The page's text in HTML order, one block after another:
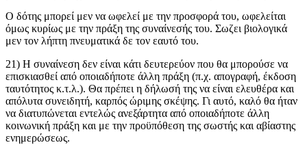
Ο δότης μπορεί μεν να ωφελεί με την προσφορά του, ωφελείται
όμως κυρίως με την πράξη της συναίνεσής του. Σωζει βιολογικά
μεν τον λήπτη πνευματικά δε τον εαυτό του.
21) Η συναίνεση δεν είναι κάτι δευτερεύον που θα μπορούσε να
επισκιασθεί από οποιαδήποτε άλλη πράξη (π.χ. απογραφή, έκδοση
ταυτότητος κ.τ.λ.). Θα πρέπει η δήλωσή της να είναι ελευθέρα και
απόλυτα συνειδητή, καρπός ώριμης σκέψης. Γι αυτό, καλό θα ήταν
να διατυπώνεται εντελώς ανεξάρτητα από οποιαδήποτε άλλη
κοινωνική πράξη και με την προϋπόθεση της σωστής και αβίαστης
ενημερώσεως.